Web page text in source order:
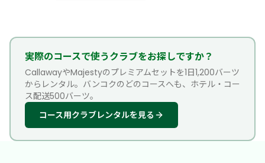
実際のコースで使うクラブをお探しですか？
CallawayやMajestyのプレミアムセットを1日1,200バーツ
からレンタル。バンコクのどのコースへも、ホテル・コー
ス配送500バーツ。
コース用クラブレンタルを見る